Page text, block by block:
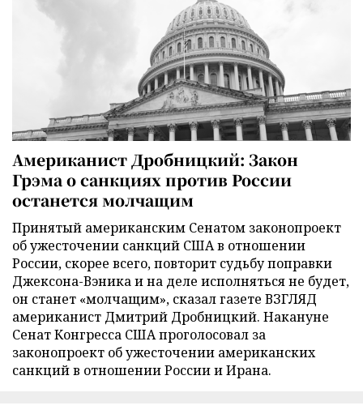
Американист Дробницкий: Закон
Грэма о санкциях против России
останется молчащим
Принятый американским Сенатом законопроект
об ужесточении санкций США в отношении
России, скорее всего, повторит судьбу поправки
Джексона-Вэника и на деле исполняться не будет,
он станет «молчащим», сказал газете ВЗГЛЯД
американист Дмитрий Дробницкий. Накануне
Сенат Конгресса США проголосовал за
законопроект об ужесточении американских
санкций в отношении России и Ирана.